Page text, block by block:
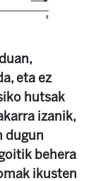
eta ez
hutsak
izanik,
dugun
behera
ikusten